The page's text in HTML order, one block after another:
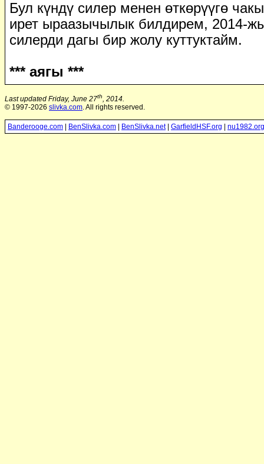
Бул күндү силер менен өткөрүүгө
ирет ыраазычылык билдирем, 2014-
силерди дагы бир жолу куттуктайм.
*** аягы ***
Last updated Friday, June 27th, 2014.
© 1997-2026 slivka.com. All rights reserved.
Banderooge.com BenSlivka.com BenSlivka.net| GarfieldHSF.org nu1982.org